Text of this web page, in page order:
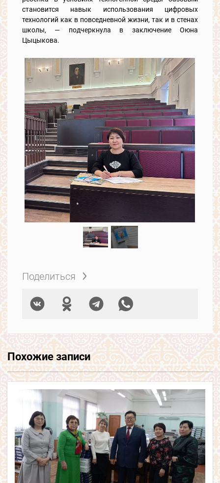
становится навык использования цифровых
технологий как в повседневной жизни, так и в стенах
школы, — подчеркнула в заключение Оюна
Цыцыкова.
Поделиться
Похожие записи